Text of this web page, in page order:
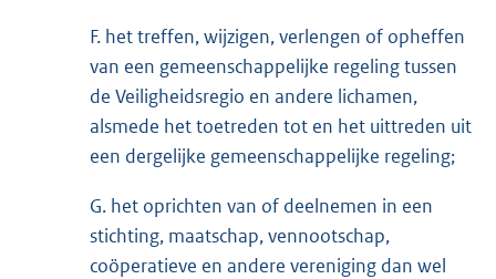
F. het treffen, wijzigen, verlengen of opheffen
van een gemeenschappelijke regeling tussen
de Veiligheidsregio en andere lichamen,
alsmede het toetreden tot en het uittreden uit
een dergelijke gemeenschappelijke regeling;
G. het oprichten van of deelnemen in een
stichting, maatschap, vennootschap,
coöperatieve en andere vereniging dan wel